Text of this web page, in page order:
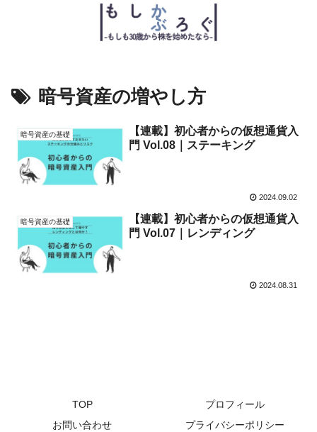
暗号資産の増やし方
暗号資産の基礎
【連載】初心者からの仮想通貨入
門 Vol.08｜ステーキング
2024.09.02
暗号資産の基礎
【連載】初心者からの仮想通貨入
門 Vol.07｜レンディング
2024.08.31
TOP
プロフィール
お問い合わせ
プライバシーポリシー